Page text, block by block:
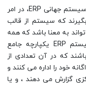
برای به دست آوردن بهترین نتیجه از یک سیستم جهانی ERP، در امر
که سیستم از قالب
به معنا باشد که همه
مکان ها و شرکت های تابعه، از یک سیستم ERP یکپارچه جامع
که در آن تعدادی از
خود را اداره می کنند و
گزارش می دهند ، و یا